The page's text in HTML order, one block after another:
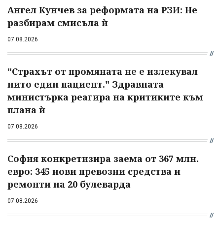
Ангел Кунчев за реформата на РЗИ: Не
разбирам смисъла ѝ
07.08.2026
"Страхът от промяната не е излекувал
нито един пациент." Здравната
министърка реагира на критиките към
плана ѝ
07.08.2026
София конкретизира заема от 367 млн.
евро: 345 нови превозни средства и
ремонти на 20 булеварда
07.08.2026